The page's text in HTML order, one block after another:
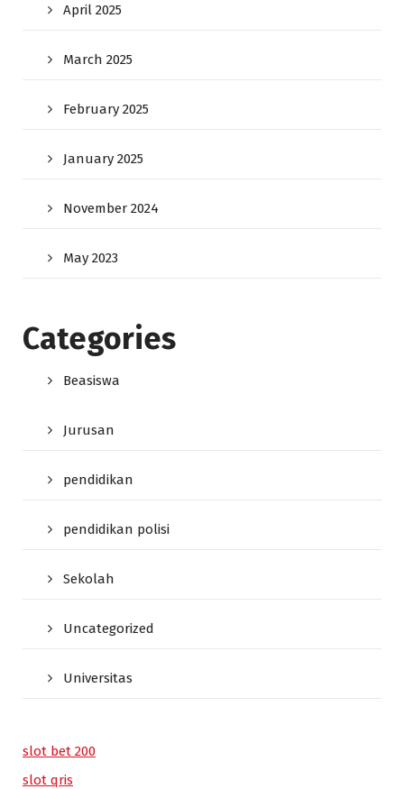
April 2025
March 2025
February 2025
January 2025
November 2024
May 2023
Categories
Beasiswa
Jurusan
pendidikan
pendidikan polisi
Sekolah
Uncategorized
Universitas
slot bet 200
slot qris